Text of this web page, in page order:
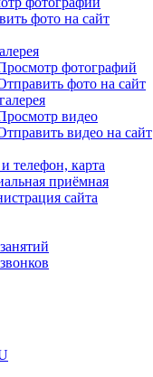
фото на сайт
фотографий
фото на сайт
видео
видео на сайт
телефон, карта
приёмная
сайта